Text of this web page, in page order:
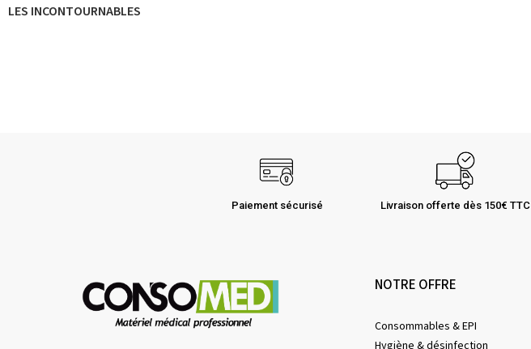
LES INCONTOURNABLES
Paiement sécurisé Livraison offerte dès 150€ TTC
NOTRE OFFRE
Consommables & EPI